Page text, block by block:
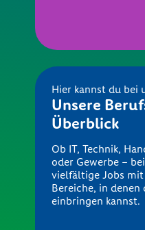
Hier kannst du bei
Unsere
Überblick
Ob IT, Technik,
oder Gewerbe –
vielfältige Jobs mit
Bereiche, in denen
einbringen kannst.